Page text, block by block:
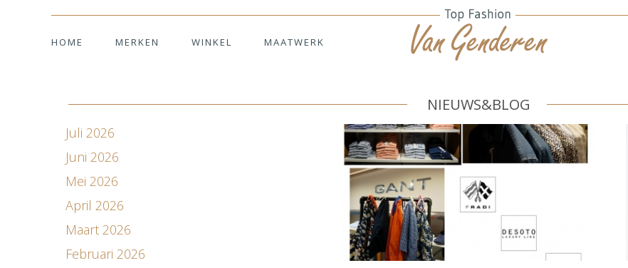
HOME MERKEN WINKEL MAATWERK
NIEUWS&BLOG
Juli 2026
Juni 2026
Mei 2026
April 2026
Maart 2026
Februari 2026